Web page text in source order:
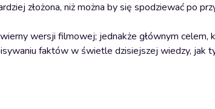
złożona, niż można by się spodziewać po
wersji filmowej; jednakże głównym celem,
faktów w świetle dzisiejszej wiedzy, jak